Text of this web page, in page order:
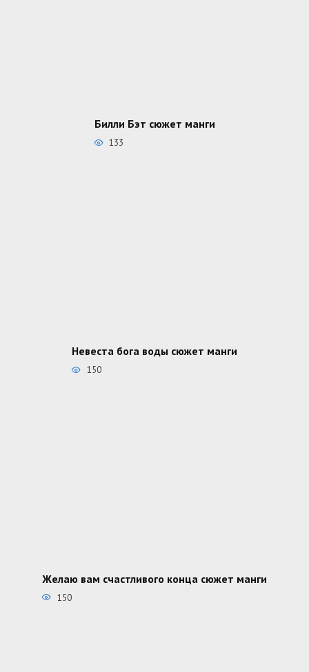
Билли Бэт сюжет манги
133
Невеста бога воды сюжет манги
150
Желаю вам счастливого конца сюжет манги
150